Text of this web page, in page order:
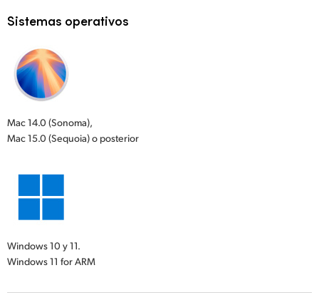
Sistemas operativos
Mac 14.0 (Sonoma),
Mac 15.0 (Sequoia) o posterior
Windows 10 y 11.
Windows 11 for ARM